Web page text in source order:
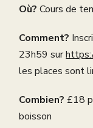
Où? Cours de
Comment?
23h59 sur
les places sont
Combien? £18
boisson